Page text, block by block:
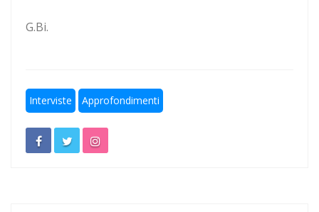
G.Bi.
Interviste Approfondimenti